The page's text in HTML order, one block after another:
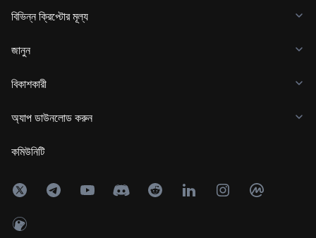
বিভিন্ন ক্রিপ্টোর মূল্য
জানুন
বিকাশকারী
অ্যাপ ডাউনলোড করুন
কমিউনিটি